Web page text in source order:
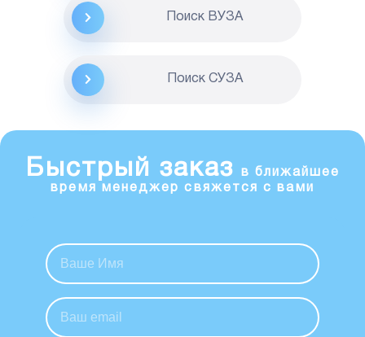
Поиск ВУЗА
Поиск CУЗА
Быстрый заказ
в ближайшее
время менеджер свяжется с вами